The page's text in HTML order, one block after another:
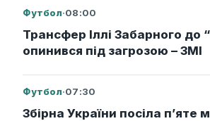
Футбол·08:00
Трансфер Іллі Забарного до
опинився під загрозою – ЗМІ
Футбол·07:30
Збірна України посіла п’яте